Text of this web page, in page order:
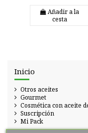
Añadir a la
cesta
Inicio
Otros aceites
Gourmet
Cosmética con aceite
Suscripción
Mi Pack